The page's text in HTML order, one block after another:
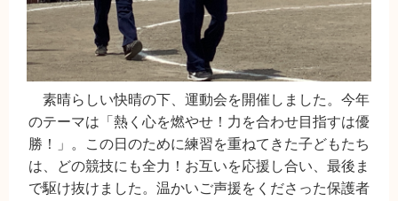
素晴らしい快晴の下、運動会を開催しました。今年
のテーマは「熱く心を燃やせ！力を合わせ目指すは優
勝！」。この日のために練習を重ねてきた子どもたち
は、どの競技にも全力！お互いを応援し合い、最後ま
で駆け抜けました。温かいご声援をくださった保護者